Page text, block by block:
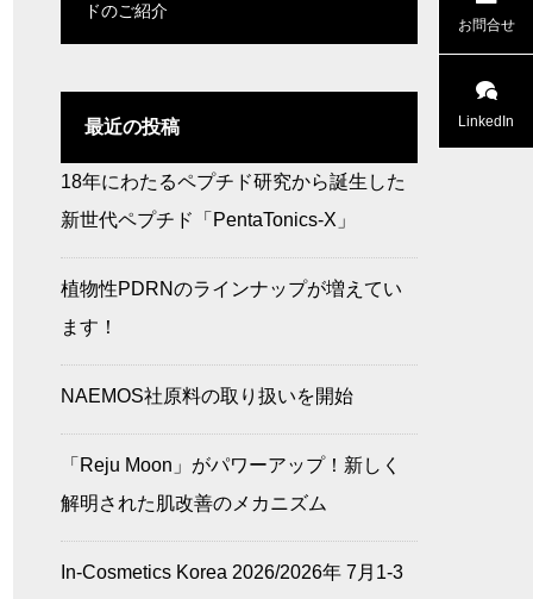
ドのご紹介
パワーアップ！新
しく解明された肌
ス…再生医療で話
in-cosmetics Kore
a 2025で「AzePor
ndout Awardを受
最近流行りの成分
をどう製品に落と
トレンドのご提案
最近の投稿
18年にわたるペプチド研究から誕生した
新世代ペプチド「PentaTonics-X」
植物性PDRNのラインナップが増えてい
ます！
NAEMOS社原料の取り扱いを開始
「Reju Moon」がパワーアップ！新しく
解明された肌改善のメカニズム
In-Cosmetics Korea 2026/2026年 7月1-3
お問合せ
LinkedIn